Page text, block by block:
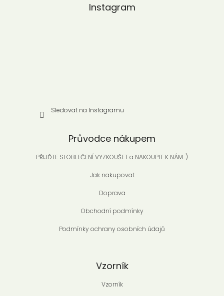
Instagram
Sledovat na Instagramu
Průvodce nákupem
PŘIJĎTE SI OBLEČENÍ VYZKOUŠET a NAKOUPIT K NÁM :)
Jak nakupovat
Doprava
Obchodní podmínky
Podmínky ochrany osobních údajů
Vzorník
Vzorník